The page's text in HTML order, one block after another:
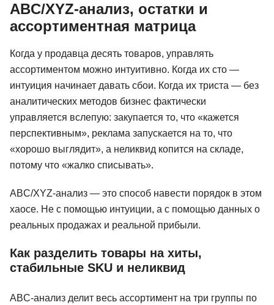
ABC/XYZ-анализ, остатки и
ассортиментная матрица
Когда у продавца десять товаров, управлять
ассортиментом можно интуитивно. Когда их сто —
интуиция начинает давать сбои. Когда их триста — без
аналитических методов бизнес фактически
управляется вслепую: закупается то, что «кажется
перспективным», реклама запускается на то, что
«хорошо выглядит», а неликвид копится на складе,
потому что «жалко списывать».
ABC/XYZ-анализ — это способ навести порядок в этом
хаосе. Не с помощью интуиции, а с помощью данных о
реальных продажах и реальной прибыли.
Как разделить товары на хиты,
стабильные SKU и неликвид
ABC-анализ делит весь ассортимент на три группы по